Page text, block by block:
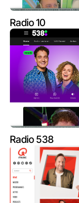
Radio 10
Radio 538